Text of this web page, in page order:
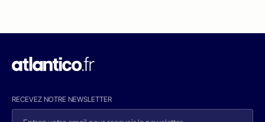
RECEVEZ NOTRE NEWSLETTER